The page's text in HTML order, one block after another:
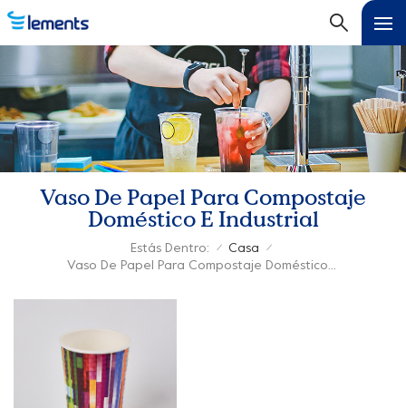
Vaso De Papel Para Compostaje
Doméstico E Industrial
Estás Dentro: / Casa /
Vaso De Papel Para Compostaje Doméstico E Industrial